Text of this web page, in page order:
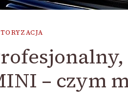
– czym